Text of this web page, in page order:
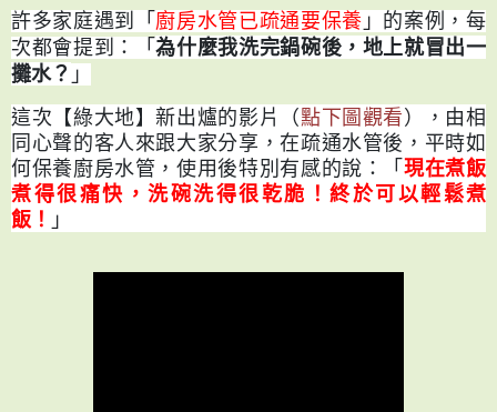
許多家庭遇到「 廚房水管已疏通要保養 」的案例，每
次都會提到：「為什麼我洗完鍋碗後，地上就冒出一
攤水？ 」
這次【綠大地】新出爐的影片（點下圖觀看），由相
同心聲的客人來跟大家分享，在疏通水管後，平時如
何保養廚房水管，使用後特別有感的說：「現在煮飯
煮得很痛快，洗碗洗得很乾脆！終於可以輕鬆煮
飯！ 」